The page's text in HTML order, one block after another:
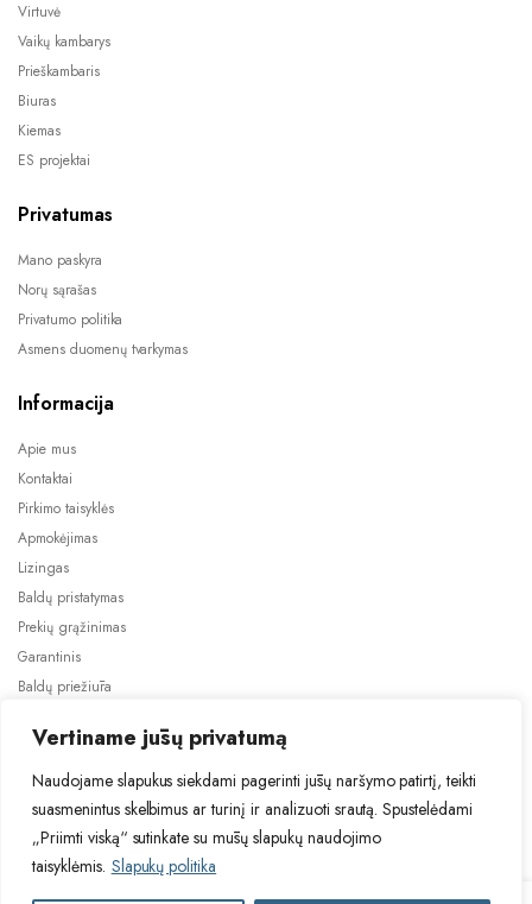
Vertiname jūsų privatumą
Naudojame slapukus siekdami pagerinti jūsų naršymo patirtį, teikti
suasmenintus skelbimus ar turinį ir analizuoti srautą. Spustelėdami
„Priimti viską“ sutinkate su mūsų slapukų naudojimo
taisyklėmis. Slapukų politika
Virtuvė
Vaikų kambarys
Prieškambaris
Biuras
Kiemas
ES projektai
Privatumas
Mano paskyra
Norų sąrašas
Privatumo politika
Asmens duomenų tvarkymas
Informacija
Apie mus
Kontaktai
Pirkimo taisyklės
Apmokėjimas
Lizingas
Baldų pristatymas
Prekių grąžinimas
Garantinis
Baldų priežiūra
2024 © Visos teisės saugomos. Be TauBaldai.lt sutikimo draudžiama